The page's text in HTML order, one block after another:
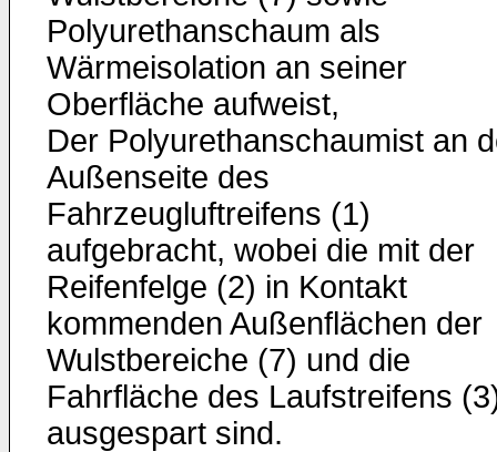
Polyurethanschaum als
Wärmeisolation an seiner
Oberfläche aufweist,
Der Polyurethanschaumist an
Außenseite des
Fahrzeugluftreifens (1)
aufgebracht, wobei die mit der
Reifenfelge (2) in Kontakt
kommenden Außenflächen der
Wulstbereiche (7) und die
Fahrfläche des Laufstreifens
ausgespart sind.